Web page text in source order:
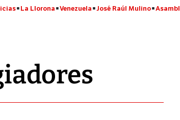
La Llorona Venezuela José Raúl Mulino